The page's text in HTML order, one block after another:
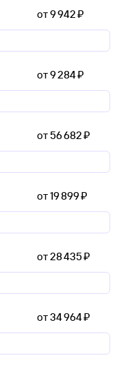
от 9 ⁠942 ⁠₽
от 9 ⁠284 ⁠₽
от 56 ⁠682 ⁠₽
от 19 ⁠899 ⁠₽
от 28 ⁠435 ⁠₽
от 34 ⁠964 ⁠₽